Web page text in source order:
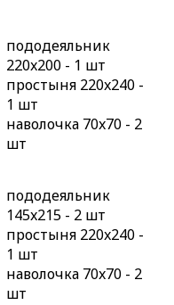
пододеяльник
220x200 - 1 шт
простыня 220x240 -
1 шт
наволочка 70x70 - 2
шт
пододеяльник
145x215 - 2 шт
простыня 220x240 -
1 шт
наволочка 70x70 - 2
шт